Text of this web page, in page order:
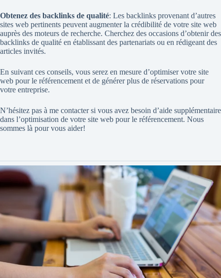
Obtenez des backlinks de qualité: Les backlinks provenant d’autres
sites web pertinents peuvent augmenter la crédibilité de votre site web
auprès des moteurs de recherche. Cherchez des occasions d’obtenir des
backlinks de qualité en établissant des partenariats ou en rédigeant des
articles invités.
En suivant ces conseils, vous serez en mesure d’optimiser votre site
web pour le référencement et de générer plus de réservations pour
votre entreprise.
N’hésitez pas à me contacter si vous avez besoin d’aide supplémentaire
dans l’optimisation de votre site web pour le référencement. Nous
sommes là pour vous aider!